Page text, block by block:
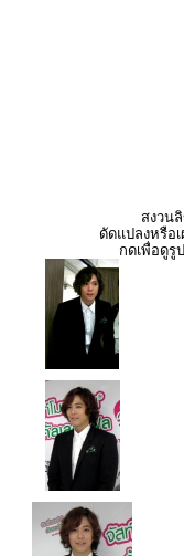
สงวน
ดัดแปลงหรือ
กดเพื่อดูรู